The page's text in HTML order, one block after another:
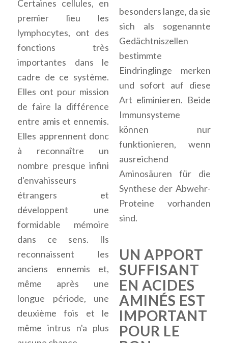
Certaines cellules, en
premier lieu les
lymphocytes, ont des
fonctions très
importantes dans le
cadre de ce système.
Elles ont pour mission
de faire la différence
entre amis et ennemis.
Elles apprennent donc
à reconnaître un
nombre presque infini
d'envahisseurs
étrangers et
développent une
formidable mémoire
dans ce sens. Ils
reconnaissent les
anciens ennemis et,
même après une
longue période, une
deuxième fois et le
même intrus n'a plus
besonders lange, da sie
sich als sogenannte
Gedächtniszellen
bestimmte
Eindringlinge merken
und sofort auf diese
Art eliminieren. Beide
Immunsysteme
können nur
funktionieren, wenn
ausreichend
Aminosäuren für die
Synthese der Abwehr-
Proteine vorhanden
sind.
UN APPORT
SUFFISANT
EN ACIDES
AMINÉS EST
IMPORTANT
POUR LE